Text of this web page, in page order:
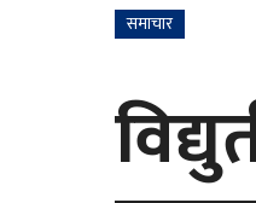
समाचार